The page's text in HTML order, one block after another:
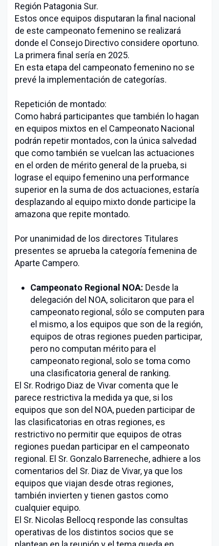
Región Patagonia Sur.
Estos once equipos disputaran la final nacional
de este campeonato femenino se realizará
donde el Consejo Directivo considere oportuno.
La primera final sería en 2025.
En esta etapa del campeonato femenino no se
prevé la implementación de categorías.
Repetición de montado:
Como habrá participantes que también lo hagan
en equipos mixtos en el Campeonato Nacional
podrán repetir montados, con la única salvedad
que como también se vuelcan las actuaciones
en el orden de mérito general de la prueba, si
lograse el equipo femenino una performance
superior en la suma de dos actuaciones, estaría
desplazando al equipo mixto donde participe la
amazona que repite montado.
Por unanimidad de los directores Titulares
presentes se aprueba la categoría femenina de
Aparte Campero.
Campeonato Regional NOA: Desde la
delegación del NOA, solicitaron que para el
campeonato regional, sólo se computen para
el mismo, a los equipos que son de la región,
equipos de otras regiones pueden participar,
pero no computan mérito para el
campeonato regional, solo se toma como
una clasificatoria general de ranking.
El Sr. Rodrigo Diaz de Vivar comenta que le
parece restrictiva la medida ya que, si los
equipos que son del NOA, pueden participar de
las clasificatorias en otras regiones, es
restrictivo no permitir que equipos de otras
regiones puedan participar en el campeonato
regional. El Sr. Gonzalo Barreneche, adhiere a los
comentarios del Sr. Diaz de Vivar, ya que los
equipos que viajan desde otras regiones,
también invierten y tienen gastos como
cualquier equipo.
El Sr. Nicolas Bellocq responde las consultas
operativas de los distintos socios que se